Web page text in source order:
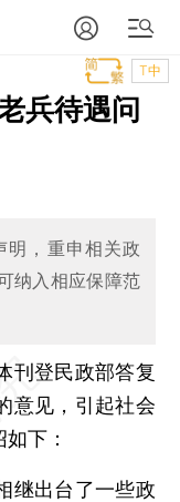
T中
兵待遇问
明，重申相关政
纳入相应保障范
登民政部答复
意见，引起社会
下：
出台了一些政